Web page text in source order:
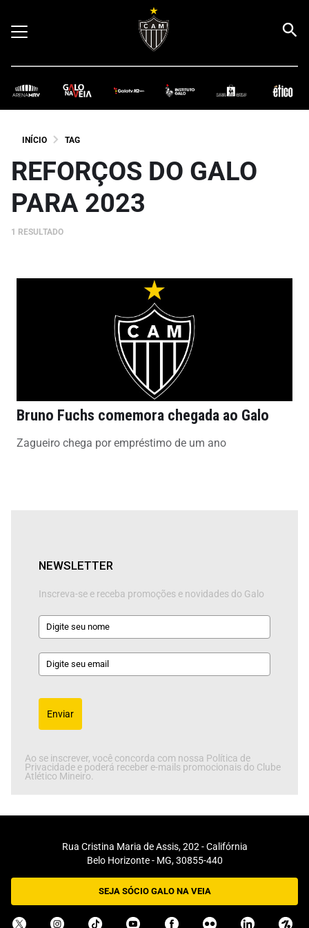
INÍCIO TAG
REFORÇOS DO GALO
PARA 2023
1 RESULTADO
Bruno Fuchs comemora chegada ao Galo
Zagueiro chega por empréstimo de um ano
NEWSLETTER
Inscreva-se e receba promoções e novidades do Galo
Enviar
Ao se inscrever, você concorda com nossa Política de
Privacidade e poderá receber e-mails promocionais do Clube
Atlético Mineiro.
Rua Cristina Maria de Assis, 202 - Califórnia
Belo Horizonte - MG, 30855-440
SEJA SÓCIO GALO NA VEIA